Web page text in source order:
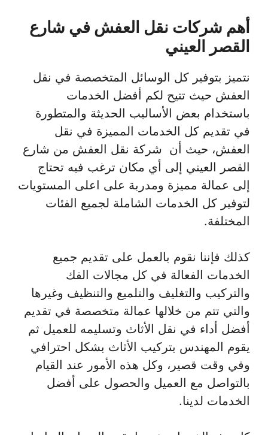
أهم شركات نقل العفش في شارع
القصر العيني
نتميز بتوفير كل الوسائل المتخصصة في نقل
العفش حيث تتيح لكم أفضل الخدمات
باستخدام بعض الأساليب الحديثة والمتطورة
في تقديم كل الخدمات المميزة في نقل
العفش، حيث أن شركة نقل العفش من شارع
القصر العيني إلى أي مكان ترغب فيه تحتاج
إلى عمالة مميزة ومدربة على اعلى المستويات
لتوفير كل الخدمات الشاملة لجميع الفئات
المختلفة.
كذلك فإننا نقوم بالعمل على تقديم جميع
الخدمات الفعالة في كل مجالات الفك
والتركيب والتغليف والتلميع والتنظيف وغيرها
والتي تتم من خلالها عمالة متخصصة في تقديم
أفضل أداء في نقل الأثاث وتسليمه للعميل ثم
يقوم المهندس بتركيب الأثاث بشكل احترافي
وفي وقت قصير، وكل هذه الأمور عند القيام
بالتواصل مع العميل والحصول على أفضل
الخدمات لدينا.